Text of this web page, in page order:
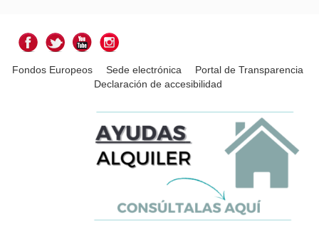
Fondos Europeos Sede electrónica
Portal de Transparencia
Declaración de accesibilidad